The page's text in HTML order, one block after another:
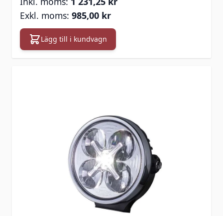
985,00 kr
Lägg till i kundvagn